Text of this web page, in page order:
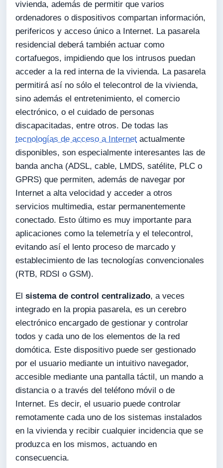
vivienda, además de permitir que varios
ordenadores o dispositivos compartan información,
perifericos y acceso único a Internet. La pasarela
residencial deberá también actuar como
cortafuegos, impidiendo que los intrusos puedan
acceder a la red interna de la vivienda. La pasarela
permitirá así no sólo el telecontrol de la vivienda,
sino además el entretenimiento, el comercio
electrónico, o el cuidado de personas
discapacitadas, entre otros. De todas las
tecnologías de acceso a Internet actualmente
disponibles, son especialmente interesantes las de
banda ancha (ADSL, cable, LMDS, satélite, PLC o
GPRS) que permiten, además de navegar por
Internet a alta velocidad y acceder a otros
servicios multimedia, estar permanentemente
conectado. Esto último es muy importante para
aplicaciones como la telemetría y el telecontrol,
evitando así el lento proceso de marcado y
establecimiento de las tecnologías convencionales
(RTB, RDSI o GSM).
Elsistema de control centralizado, a veces
integrado en la propia pasarela, es un cerebro
electrónico encargado de gestionar y controlar
todos y cada uno de los elementos de la red
domótica. Este dispositivo puede ser gestionado
por el usuario mediante un intuitivo navegador,
accesible mediante una pantalla táctil, un mando a
distancia o a través del teléfono móvil o de
Internet. Es decir, el usuario puede controlar
remotamente cada uno de los sistemas instalados
en la vivienda y recibir cualquier incidencia que se
produzca en los mismos, actuando en
consecuencia.